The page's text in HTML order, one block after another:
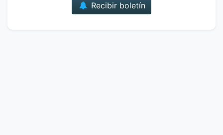
Recibir boletín